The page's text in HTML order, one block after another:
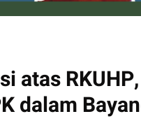
atas
dalam